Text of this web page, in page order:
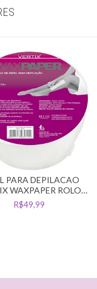
PARA DEPILACAO
WAXPAPER ROLO
FALSO TECIDO
R$49,99